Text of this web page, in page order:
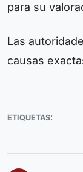
para su
Las
causas
ETIQUETAS: